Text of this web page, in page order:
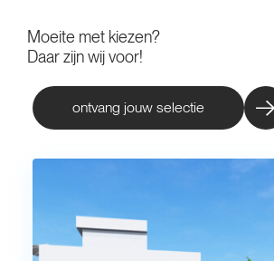
Moeite met kiezen?
Daar zijn wij voor!
ontvang jouw selectie